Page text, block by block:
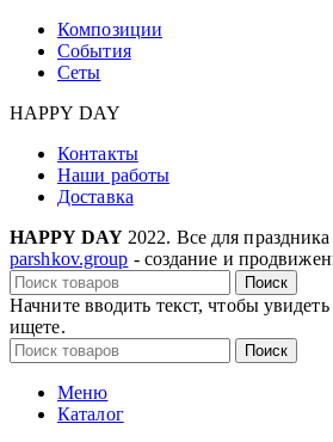
Композиции
События
Сеты
HAPPY DAY
Контакты
Наши работы
Доставка
HAPPY DAY 2022. Все для
parshkov.group - создание и
Поиск
Начните вводить текст, чтобы
ищете.
Поиск
Меню
Каталог